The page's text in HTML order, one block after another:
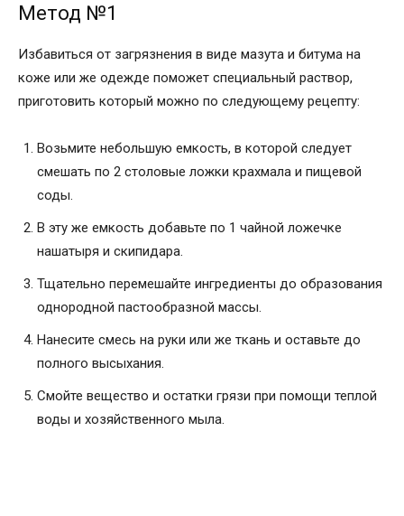
Метод №1
Избавиться от загрязнения в виде мазута и битума на
коже или же одежде поможет специальный раствор,
приготовить который можно по следующему рецепту:
Возьмите небольшую емкость, в которой следует
смешать по 2 столовые ложки крахмала и пищевой
соды.
В эту же емкость добавьте по 1 чайной ложечке
нашатыря и скипидара.
Тщательно перемешайте ингредиенты до образования
однородной пастообразной массы.
Нанесите смесь на руки или же ткань и оставьте до
полного высыхания.
Смойте вещество и остатки грязи при помощи теплой
воды и хозяйственного мыла.